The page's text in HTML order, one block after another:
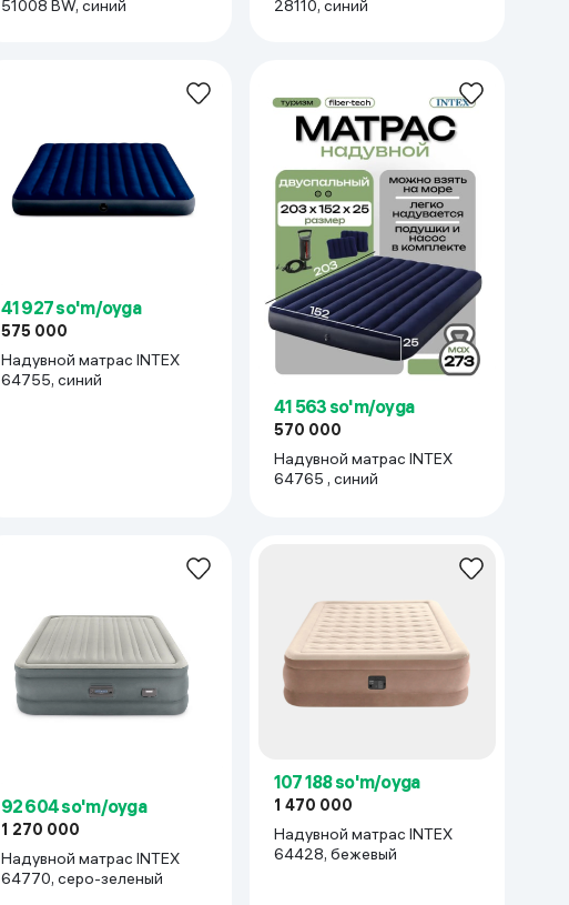
51008 BW, синий
28110, синий
41 927 so'm/oyga
575 000
Надувной матрас INTEX
64755, синий
41 563 so'm/oyga
570 000
Надувной матрас INTEX
64765 , синий
92 604 so'm/oyga
1 270 000
Надувной матрас INTEX
64770, серо-зеленый
107 188 so'm/oyga
1 470 000
Надувной матрас INTEX
64428, бежевый